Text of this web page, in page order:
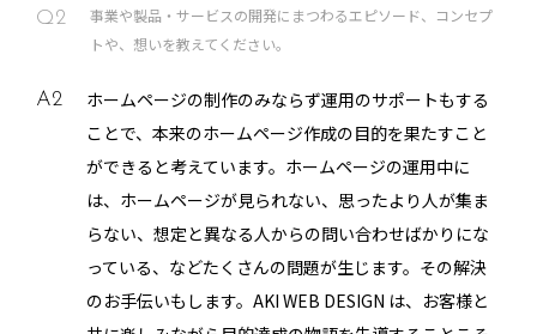
Q2
事業や製品・サービスの開発にまつわるエピソード、コンセプ
トや、想いを教えてください。
A2
ホームページの制作のみならず運用のサポートもする
ことで、本来のホームページ作成の目的を果たすこと
ができると考えています。ホームページの運用中に
は、ホームページが見られない、思ったより人が集ま
らない、想定と異なる人からの問い合わせばかりにな
っている、などたくさんの問題が生じます。その解決
のお手伝いもします。AKI WEB DESIGN は、お客様と